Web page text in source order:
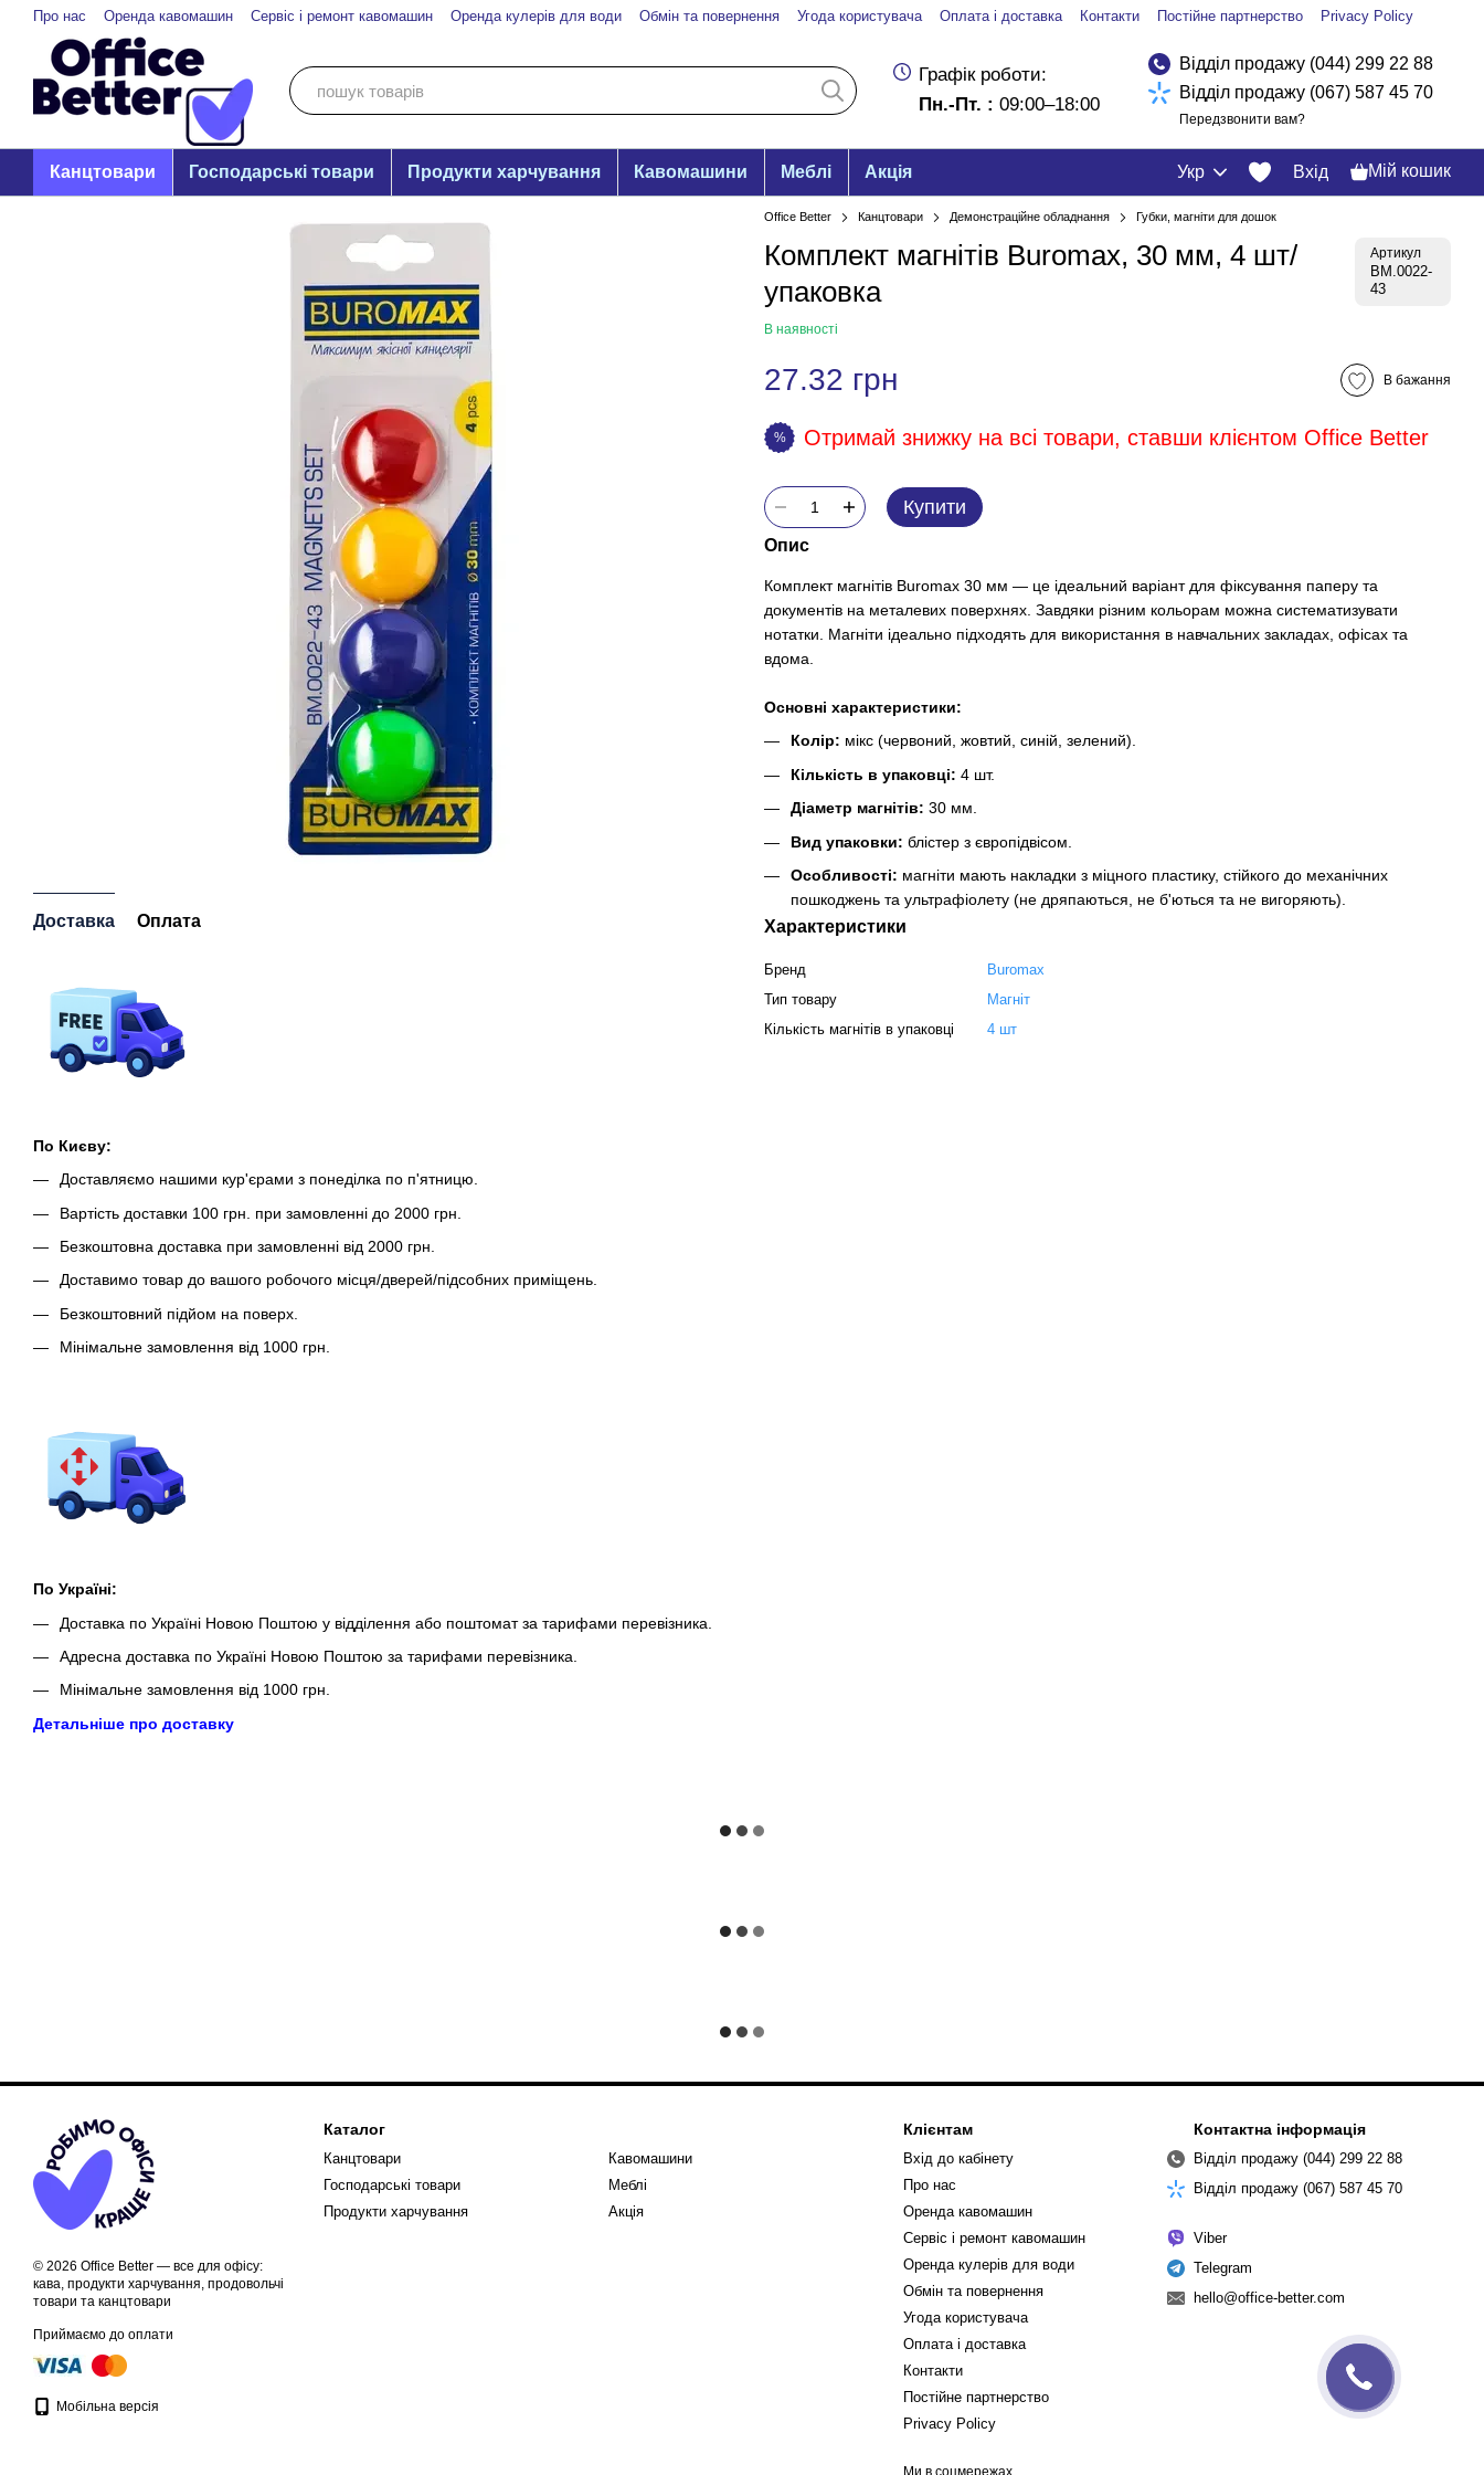
Перейти до основного контенту
Про нас Оренда кавомашин Сервіс і ремонт кавомашин Оренда кулерів для води Обмін та повернення Угода користувача Оплата і доставка Контакти Постійне партнерство Privacy Policy
Графік роботи:
Пн.-Пт. : 09:00–18:00
Відділ продажу (044) 299 22 88
Відділ продажу (067) 587 45 70
Передзвонити вам?
Канцтовари Господарські товари Продукти харчування Кавомашини Меблі Акція Укр Вхід Мій кошик
Доставка Оплата
По Києву:
Доставляємо нашими кур'єрами з понеділка по п'ятницю.
Вартість доставки 100 грн. при замовленні до 2000 грн.
Безкоштовна доставка при замовленні від 2000 грн.
Доставимо товар до вашого робочого місця/дверей/підсобних приміщень.
Безкоштовний підйом на поверх.
Мінімальне замовлення від 1000 грн.
По Україні:
Доставка по Україні Новою Поштою у відділення або поштомат за тарифами перевізника.
Адресна доставка по Україні Новою Поштою за тарифами перевізника.
Мінімальне замовлення від 1000 грн.
Детальніше про доставку
Office Better Канцтовари Демонстраційне обладнання Губки, магніти для дошок
Комплект магнітів Buromax, 30 мм, 4 шт/
упаковка
Артикул
BM.0022-
43
В наявності
27.32 грн В бажання
% Отримай знижку на всі товари, ставши клієнтом Office Better
Купити
Опис
Комплект магнітів Buromax 30 мм — це ідеальний варіант для фіксування паперу та
документів на металевих поверхнях. Завдяки різним кольорам можна систематизувати
нотатки. Магніти ідеально підходять для використання в навчальних закладах, офісах та
вдома.
Основні характеристики:
Колір: мікс (червоний, жовтий, синій, зелений).
Кількість в упаковці: 4 шт.
Діаметр магнітів: 30 мм.
Вид упаковки: блістер з європідвісом.
Особливості: магніти мають накладки з міцного пластику, стійкого до механічних
пошкоджень та ультрафіолету (не дряпаються, не б'ються та не вигоряють).
Характеристики
Бренд
Buromax
Тип товару
Магніт
Кількість магнітів в упаковці
4 шт
© 2026 Office Better — все для офісу:
кава, продукти харчування, продовольчі
товари та канцтовари
Приймаємо до оплати
Мобільна версія
Каталог
Канцтовари
Господарські товари
Продукти харчування
Кавомашини
Меблі
Акція
Клієнтам
Вхід до кабінету
Про нас
Оренда кавомашин
Сервіс і ремонт кавомашин
Оренда кулерів для води
Обмін та повернення
Угода користувача
Оплата і доставка
Контакти
Постійне партнерство
Privacy Policy
Ми в соцмережах
Контактна інформація
Відділ продажу (044) 299 22 88
Відділ продажу (067) 587 45 70
Viber
Telegram
hello@office-better.com